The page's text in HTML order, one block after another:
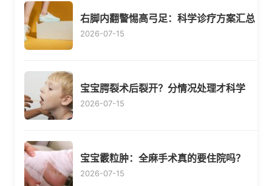
右脚内翻警惕高弓足：科学诊疗方案汇总
2026-07-15
宝宝腭裂术后裂开？分情况处理才科学
2026-07-15
宝宝霰粒肿：全麻手术真的要住院吗？
2026-07-15